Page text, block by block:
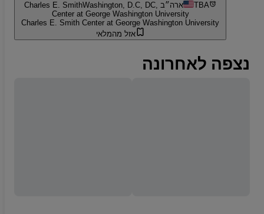
TBA Washington, D.C, DC, ארה״ב
Charles E. Smith
Center at George Washington University
Charles E. Smith Center at George Washington University
אזל מהמלאי
נצפה לאחרונה